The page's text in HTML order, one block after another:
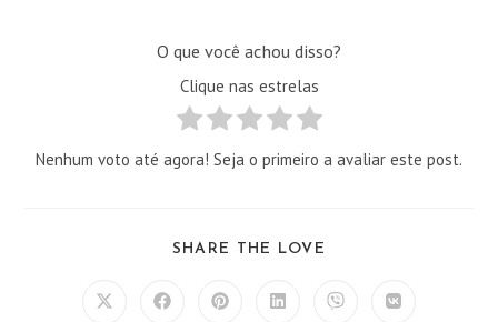
O que você achou disso?
Clique nas estrelas
Nenhum voto até agora! Seja o primeiro a avaliar este post.
SHARE THE LOVE
Abre Abre Abre Abre Abre Abre